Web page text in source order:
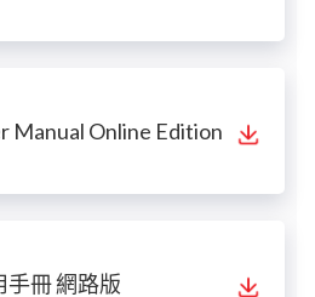
Manual Online Edition
手冊 網路版